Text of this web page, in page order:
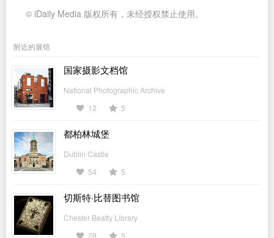
© iDaily Media 版权所有，未经授权禁止使用。
附近的展馆
国家摄影文档馆
National Photographic Archive
12
5
都柏林城堡
Dublin Castle
54
5
切斯特·比替图书馆
Chester Beatty Library
28
5